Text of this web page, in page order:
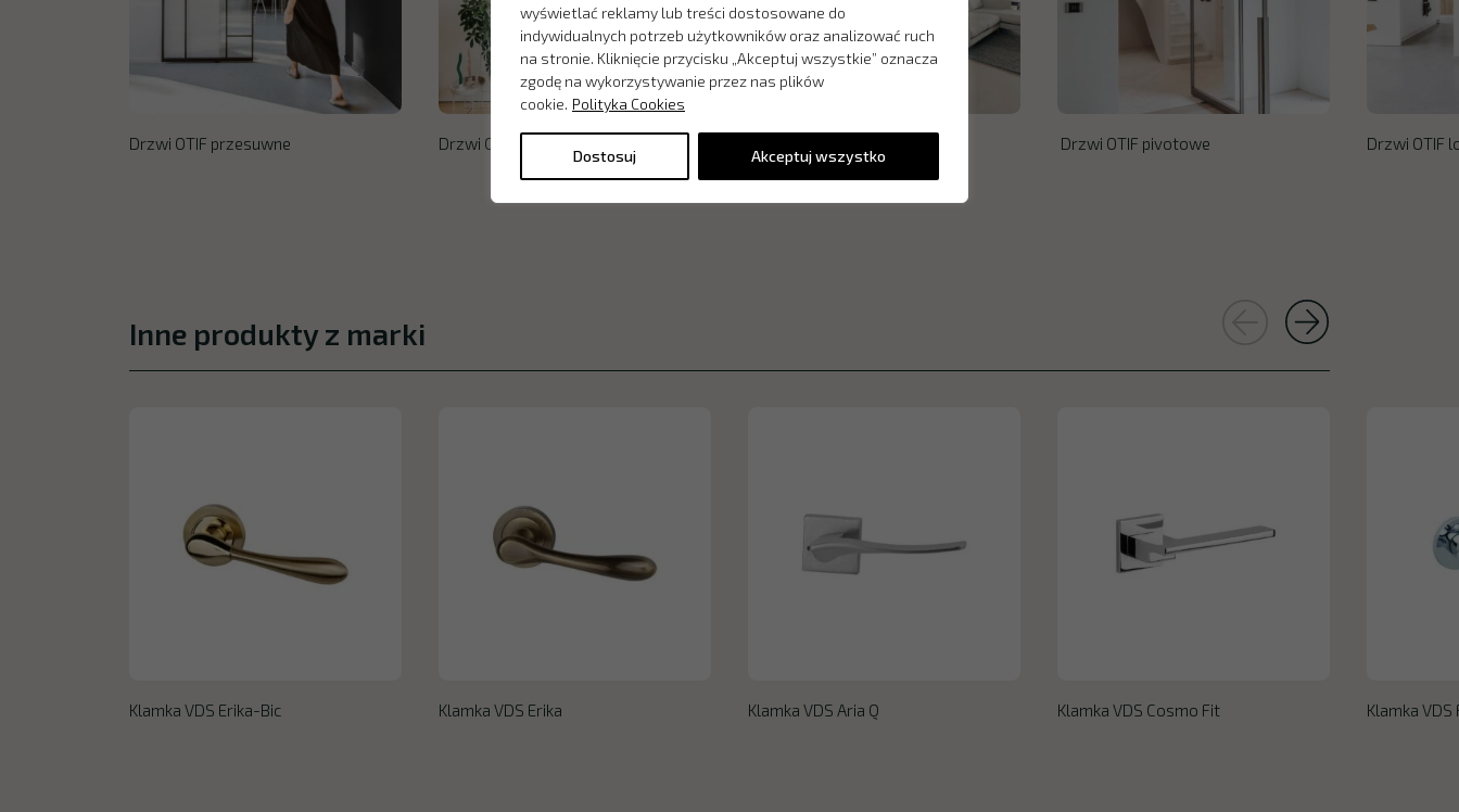
wyświetlać reklamy lub treści dostosowane do
indywidualnych potrzeb użytkowników oraz analizować ruch
na stronie. Kliknięcie przycisku „Akceptuj wszystkie” oznacza
zgodę na wykorzystywanie przez nas plików
cookie. Polityka Cookies
Dostosuj Akceptuj wszystko
Drzwi OTIF przesuwne Drzwi OTIF Vida Pano Drzwi OTIF pivotowe Drzwi OTIF
Inne produkty z marki
Klamka VDS Erika-Bic Klamka VDS Erika Klamka VDS Aria Q Klamka VDS Cosmo Fit Klamka VDS